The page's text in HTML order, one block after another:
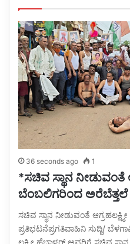
36 seconds ago 1
*ಸಚಿವ ಸ್ಥಾನ ನೀಡುವಂತೆ
ಬೆಂಬಲಿಗರಿಂದ
ಸಚಿವ ಸ್ಥಾನ ನೀಡುವಂತೆ
ಪ್ರತಿಭಟನೆಪ್ರಗತಿವಾಹಿನಿ ಸುದ್ದಿ/
ಲಕ್ಷ್ಮೀ ಹೆಬ್ಬಾಳ್ಕರ್ ಅವರಿಗೆ ಸಚಿವ